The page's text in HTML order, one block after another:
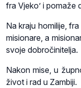
fra Vjeko’ i pomaže
Na kraju homilije,
misionare, a
svoje dobročinitelja.
Nakon mise, u
život i rad u Zambiji.